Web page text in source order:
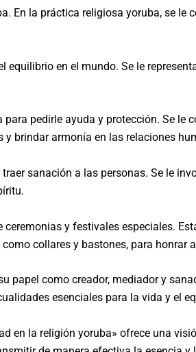
En la práctica religiosa yoruba, se le
en el mundo. Se le
pedirle ayuda y protección. Se le
y brindar armonía en las relaciones
sanación a las personas. Se le
y festivales especiales.
collares y bastones, para honrar
papel como creador, mediador y
esenciales para la vida y el
en la religión yoruba» ofrece una